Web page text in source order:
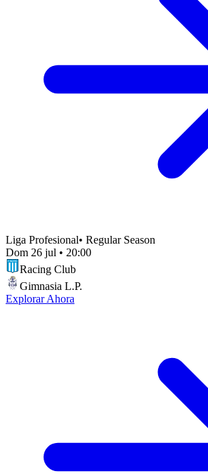
Liga Profesional• Regular Season
Dom 26 jul • 20:00
Racing Club
Gimnasia L.P.
Explorar Ahora